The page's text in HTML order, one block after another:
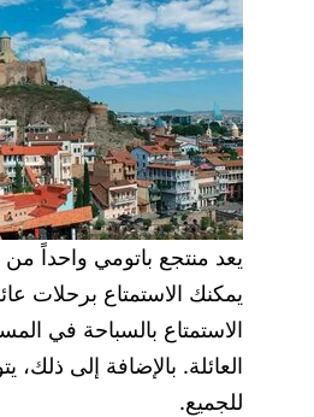
يعد منتجع باتومي واحداً
يمكنك الاستمتاع برحلات
الاستمتاع بالسباحة في
العائلة. بالإضافة إلى
للجميع.